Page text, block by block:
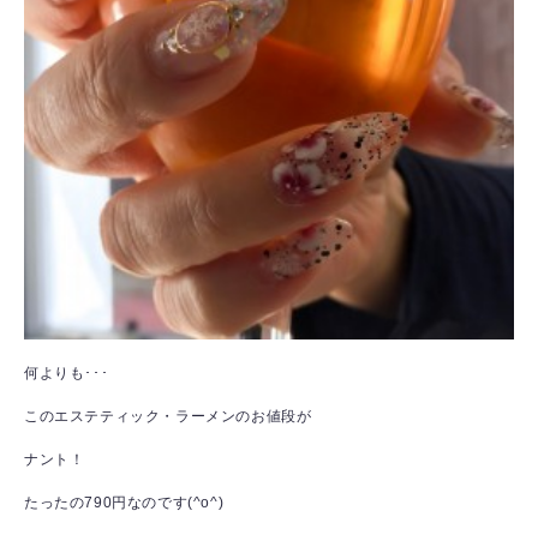
何よりも･･･
このエステティック・ラーメンのお値段が
ナント！
たったの790円なのです(^o^)